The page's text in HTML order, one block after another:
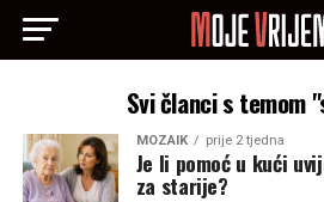
Svi članci s temom
MOZAIK prije 2 tjedna
Je li pomoć u kući
za starije?